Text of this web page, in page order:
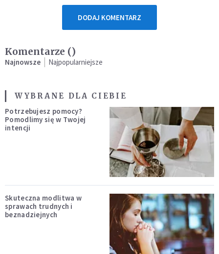
DODAJ KOMENTARZ
Komentarze ()
Najnowsze Najpopularniejsze
WYBRANE DLA CIEBIE
Potrzebujesz pomocy?
Pomodlimy się w Twojej
intencji
Skuteczna modlitwa w
sprawach trudnych i
beznadziejnych